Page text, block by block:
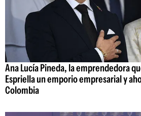
Ana Lucía Pineda, la emprendedora
Espriella un emporio empresarial y
Colombia